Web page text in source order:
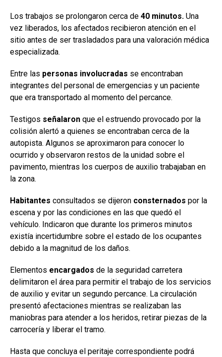
Los trabajos se prolongaron cerca de 40 minutos. Una
vez liberados, los afectados recibieron atención en el
sitio antes de ser trasladados para una valoración médica
especializada.
Entre las personas involucradas se encontraban
integrantes del personal de emergencias y un paciente
que era transportado al momento del percance.
Testigos señalaron que el estruendo provocado por la
colisión alertó a quienes se encontraban cerca de la
autopista. Algunos se aproximaron para conocer lo
ocurrido y observaron restos de la unidad sobre el
pavimento, mientras los cuerpos de auxilio trabajaban en
la zona.
Habitantes consultados se dijeron consternados por la
escena y por las condiciones en las que quedó el
vehículo. Indicaron que durante los primeros minutos
existía incertidumbre sobre el estado de los ocupantes
debido a la magnitud de los daños.
Elementos encargados de la seguridad carretera
delimitaron el área para permitir el trabajo de los servicios
de auxilio y evitar un segundo percance. La circulación
presentó afectaciones mientras se realizaban las
maniobras para atender a los heridos, retirar piezas de la
carrocería y liberar el tramo.
Hasta que concluya el peritaje correspondiente podrá